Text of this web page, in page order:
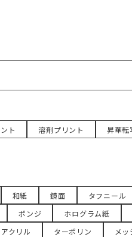
ト 溶剤プリント
昇華転
和紙 鏡面 タフニール
ポンジ ホログラム紙
クリル ターポリン
メ